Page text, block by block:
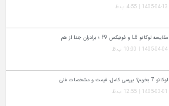
1405-04-13 | 4:55 ب.ظ
مقایسه لوکانو L8 و فونیکس F9 ؛ برادران جدا از هم
1405-04-04 | 10:00 ب.ظ
لوکانو 7 بخریم؟ بررسی کامل، قیمت و مشخصات فنی
1405-03-01 | 12:55 ب.ظ